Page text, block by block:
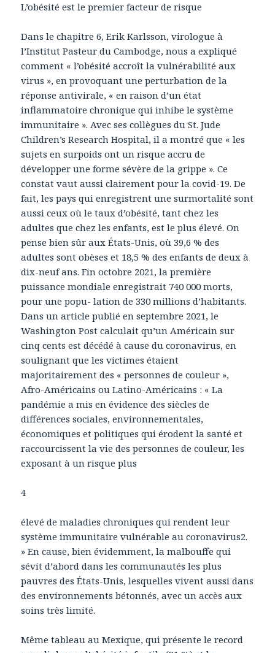
L’obésité est le premier facteur de risque
Dans le chapitre 6, Erik Karlsson, virologue à
l’Institut Pasteur du Cambodge, nous a expliqué
comment « l’obésité accroît la vulnérabilité aux
virus », en provoquant une perturbation de la
réponse antivirale, « en raison d’un état
inflammatoire chronique qui inhibe le système
immunitaire ». Avec ses collègues du St. Jude
Children’s Research Hospital, il a montré que « les
sujets en surpoids ont un risque accru de
développer une forme sévère de la grippe ». Ce
constat vaut aussi clairement pour la covid-19. De
fait, les pays qui enregistrent une surmortalité sont
aussi ceux où le taux d’obésité, tant chez les
adultes que chez les enfants, est le plus élevé. On
pense bien sûr aux États-Unis, où 39,6 % des
adultes sont obèses et 18,5 % des enfants de deux à
dix-neuf ans. Fin octobre 2021, la première
puissance mondiale enregistrait 740 000 morts,
pour une popu- lation de 330 millions d’habitants.
Dans un article publié en septembre 2021, le
Washington Post calculait qu’un Américain sur
cinq cents est décédé à cause du coronavirus, en
soulignant que les victimes étaient
majoritairement des « personnes de couleur »,
Afro-Américains ou Latino-Américains : « La
pandémie a mis en évidence des siècles de
différences sociales, environnementales,
économiques et politiques qui érodent la santé et
raccourcissent la vie des personnes de couleur, les
exposant à un risque plus
4
élevé de maladies chroniques qui rendent leur
système immunitaire vulnérable au coronavirus2.
» En cause, bien évidemment, la malbouffe qui
sévit d’abord dans les communautés les plus
pauvres des États-Unis, lesquelles vivent aussi dans
des environnements bétonnés, avec un accès aux
soins très limité.
Même tableau au Mexique, qui présente le record